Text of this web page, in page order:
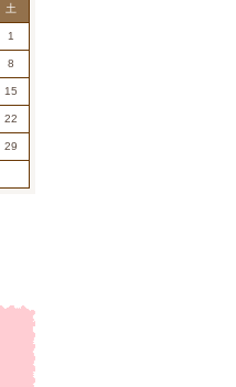
土
1
8
15
22
29